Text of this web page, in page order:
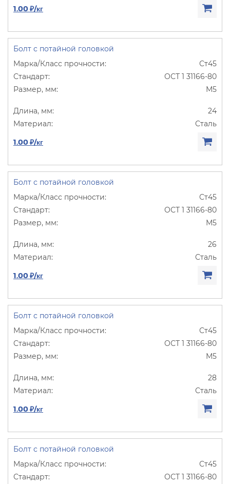
1.00 ₽/кг
Болт с потайной головкой
Ст45
ОСТ 1 31166-80
М5
24
Сталь
1.00 ₽/кг
Болт с потайной головкой
Ст45
ОСТ 1 31166-80
М5
26
Сталь
1.00 ₽/кг
Болт с потайной головкой
Ст45
ОСТ 1 31166-80
М5
28
Сталь
1.00 ₽/кг
Болт с потайной головкой
Ст45
ОСТ 1 31166-80